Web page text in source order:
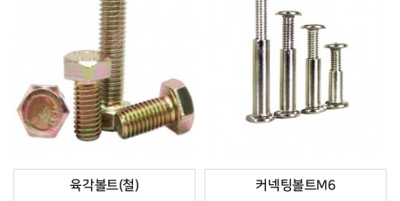
육각볼트(철) 커넥팅볼트M6